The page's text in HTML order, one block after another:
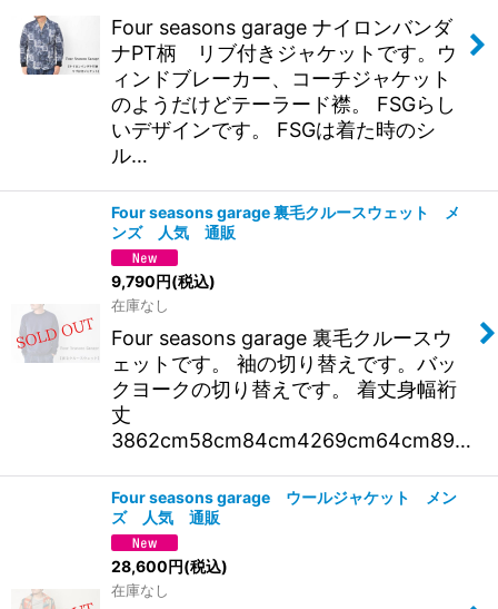
Four seasons garage ナイロンバンダ
ナPT柄 リブ付きジャケットです。ウ
ィンドブレーカー、コーチジャケット
のようだけどテーラード襟。 FSGらし
いデザインです。 FSGは着た時のシ
ル…
Four seasons garage 裏毛クルースウェット メ
ンズ 人気 通販
9,790円(税込)
在庫なし
Four seasons garage 裏毛クルースウ
ェットです。 袖の切り替えです。バッ
クヨークの切り替えです。 着丈身幅裄
丈
3862cm58cm84cm4269cm64cm89…
Four seasons garage ウールジャケット メン
ズ 人気 通販
28,600円(税込)
在庫なし